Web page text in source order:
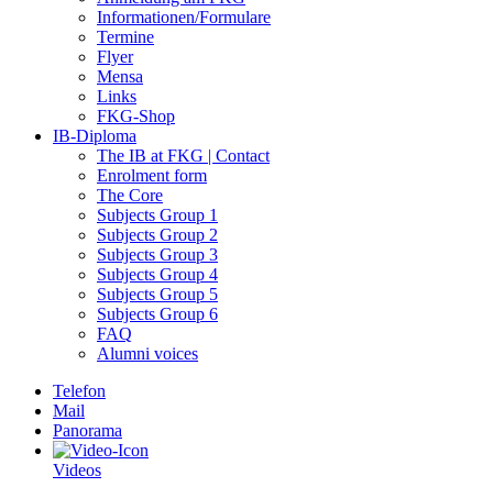
Informationen/­Formulare
Termine
Flyer
Mensa
Links
FKG-Shop
IB-Diploma
The IB at FKG | Contact
Enrolment form
The Core
Subjects Group 1
Subjects Group 2
Subjects Group 3
Subjects Group 4
Subjects Group 5
Subjects Group 6
FAQ
Alumni voices
Telefon
Mail
Panorama
Videos